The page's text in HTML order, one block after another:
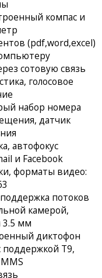
компас и
(pdf,word,excel)
сотовую связь
голосовое
набор номера
датчик
автофокус
и Facebook
форматы видео:
потоков
камерой,
3.5 мм
диктофон
поддержкой Т9,